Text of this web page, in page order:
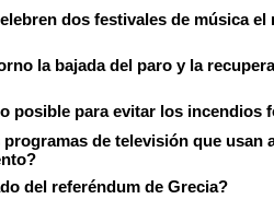
dos festivales de música el
la bajada del paro y la
posible para evitar los incendios
de televisión que usan
del referéndum de Grecia?